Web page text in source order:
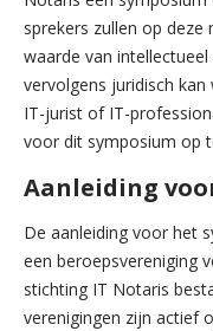
AUDITS
TRAINING
ARTIKELEN
PRIVACY & AVG
ARTIKELEN
ADVIES
IT DUE DILIGENCE
TAXATIE VAN
ARTIFICIAL
ARTIKELEN
SCIENTIFIC
OVER ONS
CONTACT / ADRES
HET TEAM
EXPERIENCE
ONDERZOEK
WERKEN BIJ ICT
PRIVACY EN
sprekers zullen op
waarde van
vervolgens juridisch
IT-jurist of IT-
voor dit symposium op
Aanleiding
De aanleiding voor het
een beroepsvereniging
stichting IT Notaris
verenigingen zijn actief